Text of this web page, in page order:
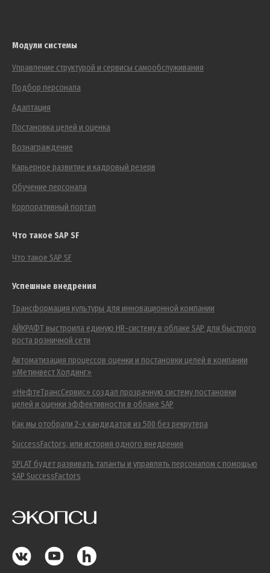
Модули системы
Управление структурой и сервисы самообслуживания
Подбор персонала
Адаптация
Постановка целей и оценка
Вознаграждение
Карьерное развитие и кадровый резерв
Обучение персонала
Корпоративный портал
Что такое SAP SF
Что такое SAP SF
Успешные внедрения
Трансформация культуры для инновационной компании
АЙКРАФТ выстроила единую HR-систему в облаке SAP для быстрого
роста розничной сети
Автоматизация процессов оценки и постановки целей в компании
«Метинвест Холдинг»
«НефтеТрансСервис» создал прозрачную систему постановки
целей и оценки эффективности в облаке SAP
Как мы отобрали 2-х кандидатов из 500 без рекрутера
SuccessFactors, или история одного внедрения
SPLAT будет развивать таланты и управлять персоналом с помощью
SAP SuccessFactors